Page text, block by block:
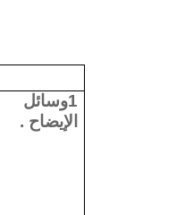
1وسائل
الإيضاح .